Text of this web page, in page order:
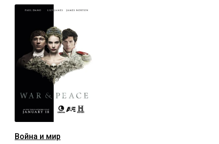
Война и мир